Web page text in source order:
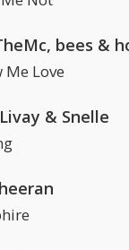
bees &
Me Love
& Snelle